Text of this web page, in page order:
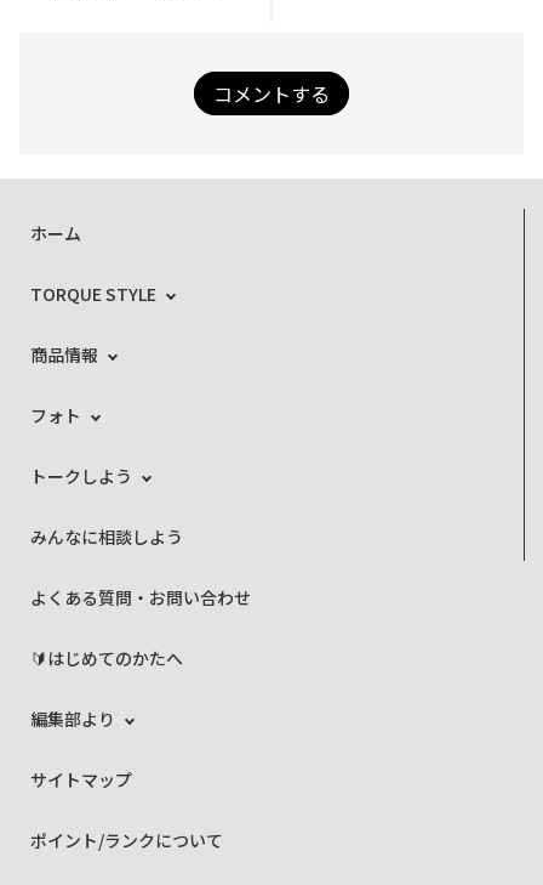
コメントする
ホーム
TORQUE STYLE
商品情報
フォト
トークしよう
みんなに相談しよう
よくある質問・お問い合わせ
🔰はじめてのかたへ
編集部より
サイトマップ
ポイント/ランクについて